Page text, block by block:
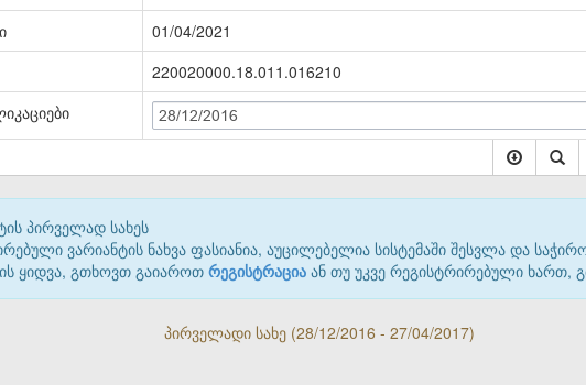
01/04/2021
220020000.18.011.016210
28/12/2016
პირველად სახეს
ვარიანტის ნახვა ფასიანია, აუცილებელია სისტემაში შესვლა და
ყიდვა, გთხოვთ გაიაროთ რეგისტრაცია ან თუ უკვე რეგისტრირებული ხართ,
პირველადი სახე (28/12/2016 - 27/04/2017)